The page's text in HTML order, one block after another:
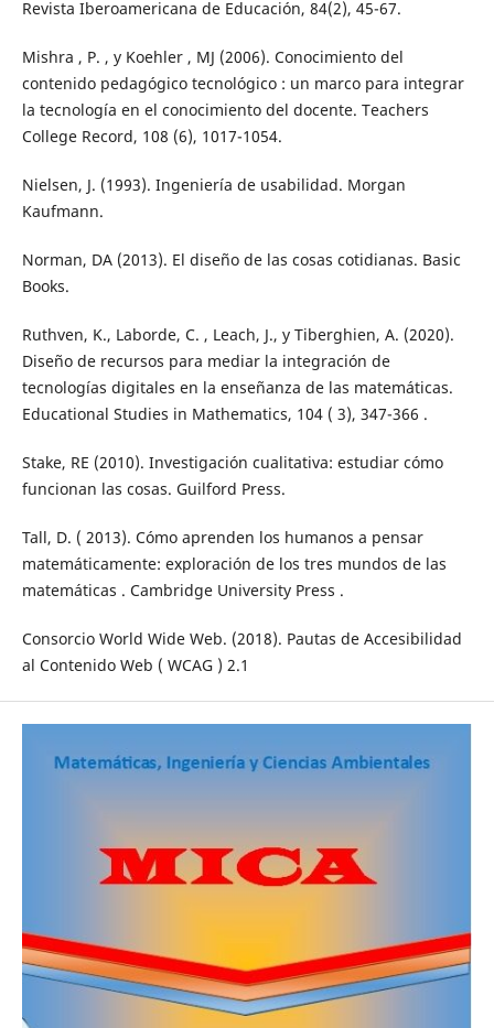
Revista Iberoamericana de Educación, 84(2), 45-67.
Mishra , P. , y Koehler , MJ (2006). Conocimiento del
contenido pedagógico tecnológico : un marco para integrar
la tecnología en el conocimiento del docente. Teachers
College Record, 108 (6), 1017-1054.
Nielsen, J. (1993). Ingeniería de usabilidad. Morgan
Kaufmann.
Norman, DA (2013). El diseño de las cosas cotidianas. Basic
Books.
Ruthven, K., Laborde, C. , Leach, J., y Tiberghien, A. (2020).
Diseño de recursos para mediar la integración de
tecnologías digitales en la enseñanza de las matemáticas.
Educational Studies in Mathematics, 104 ( 3), 347-366 .
Stake, RE (2010). Investigación cualitativa: estudiar cómo
funcionan las cosas. Guilford Press.
Tall, D. ( 2013). Cómo aprenden los humanos a pensar
matemáticamente: exploración de los tres mundos de las
matemáticas . Cambridge University Press .
Consorcio World Wide Web. (2018). Pautas de Accesibilidad
al Contenido Web ( WCAG ) 2.1